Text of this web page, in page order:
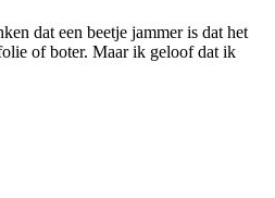
dat een beetje jammer is dat het
of boter. Maar ik geloof dat ik